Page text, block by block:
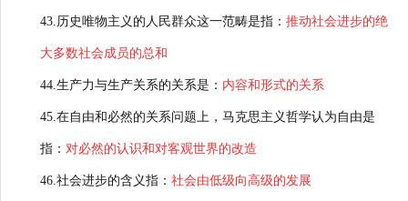
43.历史唯物主义的人民群众这一范畴是指： 推动社会进步的绝
大多数社会成员的总和
44.生产力与生产关系的关系是： 内容和形式的关系
45.在自由和必然的关系问题上，马克思主义哲学认为自由是
指： 对必然的认识和对客观世界的改造
46.社会进步的含义指： 社会由低级向高级的发展